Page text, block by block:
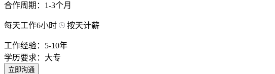
合作周期：1-3个月
每天工作6小时 按天计薪
工作经验：5-10年
学历要求：大专
立即沟通